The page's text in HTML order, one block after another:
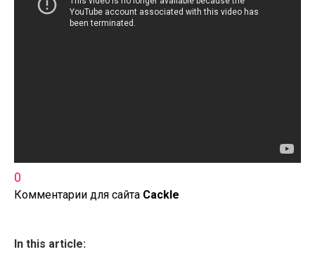
0
Комментарии для сайта Cackle
In this article: